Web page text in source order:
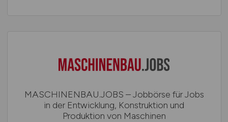
MASCHINENBAU.JOBS – Jobbörse für Jobs
in der Entwicklung, Konstruktion und
Produktion von Maschinen